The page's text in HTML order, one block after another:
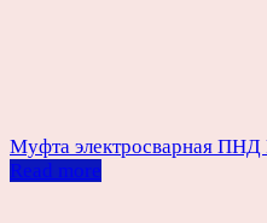
Муфта электросварная
Read more